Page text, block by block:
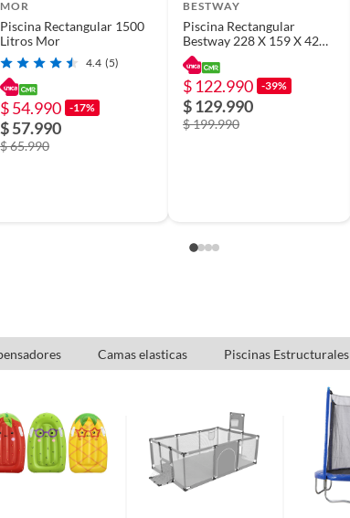
mm
interior: 5 mm
MOR
Piscina Rectangular 1500
Litros Mor
4.4 (5)
$ 54.990 -17%
$ 57.990
$ 65.990
BESTWAY
Piscina Rectangular
Bestway 228 X 159 X 42
Cm
$ 122.990 -39%
$ 129.990
$ 199.990
Camas elasticas Piscinas Estructurales